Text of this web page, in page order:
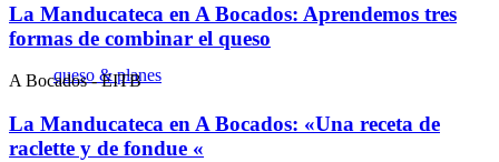
queso & planes
La Manducateca en A Bocados: Aprendemos tres
formas de combinar el queso
A Bocados - EITB
La Manducateca en A Bocados: «Una receta de
raclette y de fondue «